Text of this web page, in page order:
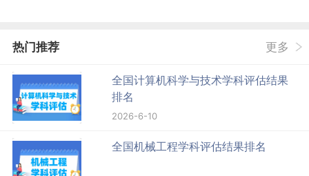
热门推荐 更多
全国计算机科学与技术学科评估结果
排名
2026-6-10
全国机械工程学科评估结果排名